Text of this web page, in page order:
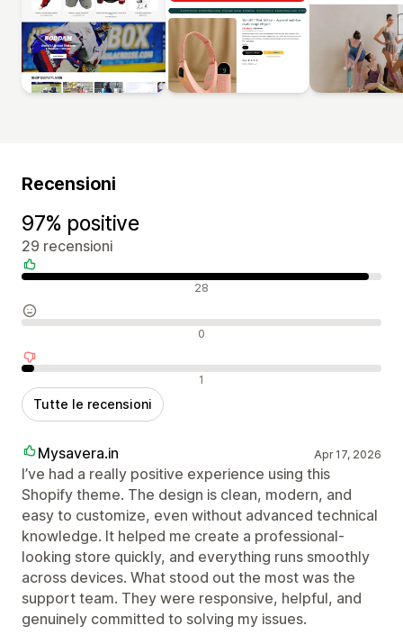
Recensioni
97% positive
29 recensioni
Recensioni positive 28
Recensioni neutrali 0
Recensioni negative 1
Tutte le recensioni
Mysavera.in Apr 17, 2026
I’ve had a really positive experience using this
Shopify theme. The design is clean, modern, and
easy to customize, even without advanced technical
knowledge. It helped me create a professional-
looking store quickly, and everything runs smoothly
across devices. What stood out the most was the
support team. They were responsive, helpful, and
genuinely committed to solving my issues.